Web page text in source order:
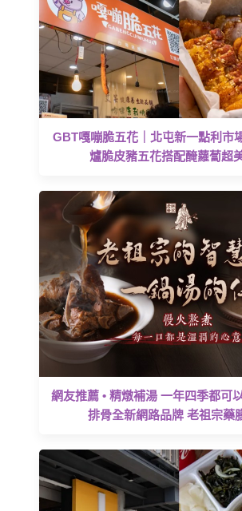
GBT嘎嘣脆五花｜北屯新一點利市
爐脆皮豬五花搭配醃蘿蔔超
網友推薦 • 精燉補湯 一年四季都可
排骨全新網路品牌 老祖宗藥